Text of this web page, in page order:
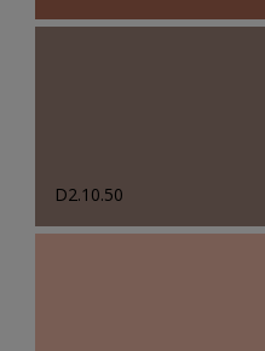
D2.10.50